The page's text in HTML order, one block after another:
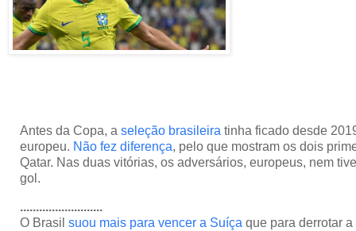
Antes da Copa, a seleção brasileira tinha ficado desde
europeu. Não fez diferença, pelo que mostram os dois
Qatar. Nas duas vitórias, os adversários, europeus, nem
gol.
..........................
O Brasil suou mais para vencer a Suíça que para derrotar